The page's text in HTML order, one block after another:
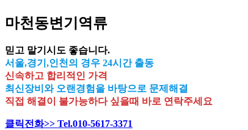
마천동변기역류
믿고 맡기시도 좋습니다.
서울,경기,인천의 경우 24시간 출동
신속하고 합리적인 가격
최신장비와 오랜경험을 바탕으로 문제해결
직접 해결이 불가능하다 싶을때 바로 연락주세요
클릭전화>> Tel.010-5617-3371